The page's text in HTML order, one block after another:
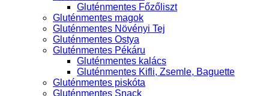
Gluténmentes Főzőliszt
Gluténmentes magok
Gluténmentes Növényi Tej
Gluténmentes Ostya
Gluténmentes Pékáru
Gluténmentes kalács
Gluténmentes Kifli, Zsemle, Baguette
Gluténmentes piskóta
Gluténmentes Snack